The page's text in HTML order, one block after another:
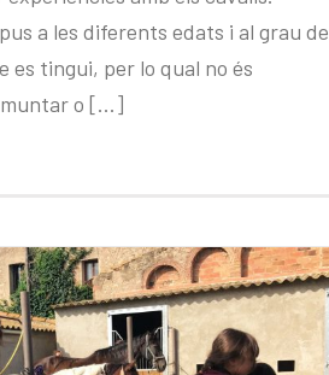
a les diferents edats i al grau de
es tingui, per lo qual no és
o [...]